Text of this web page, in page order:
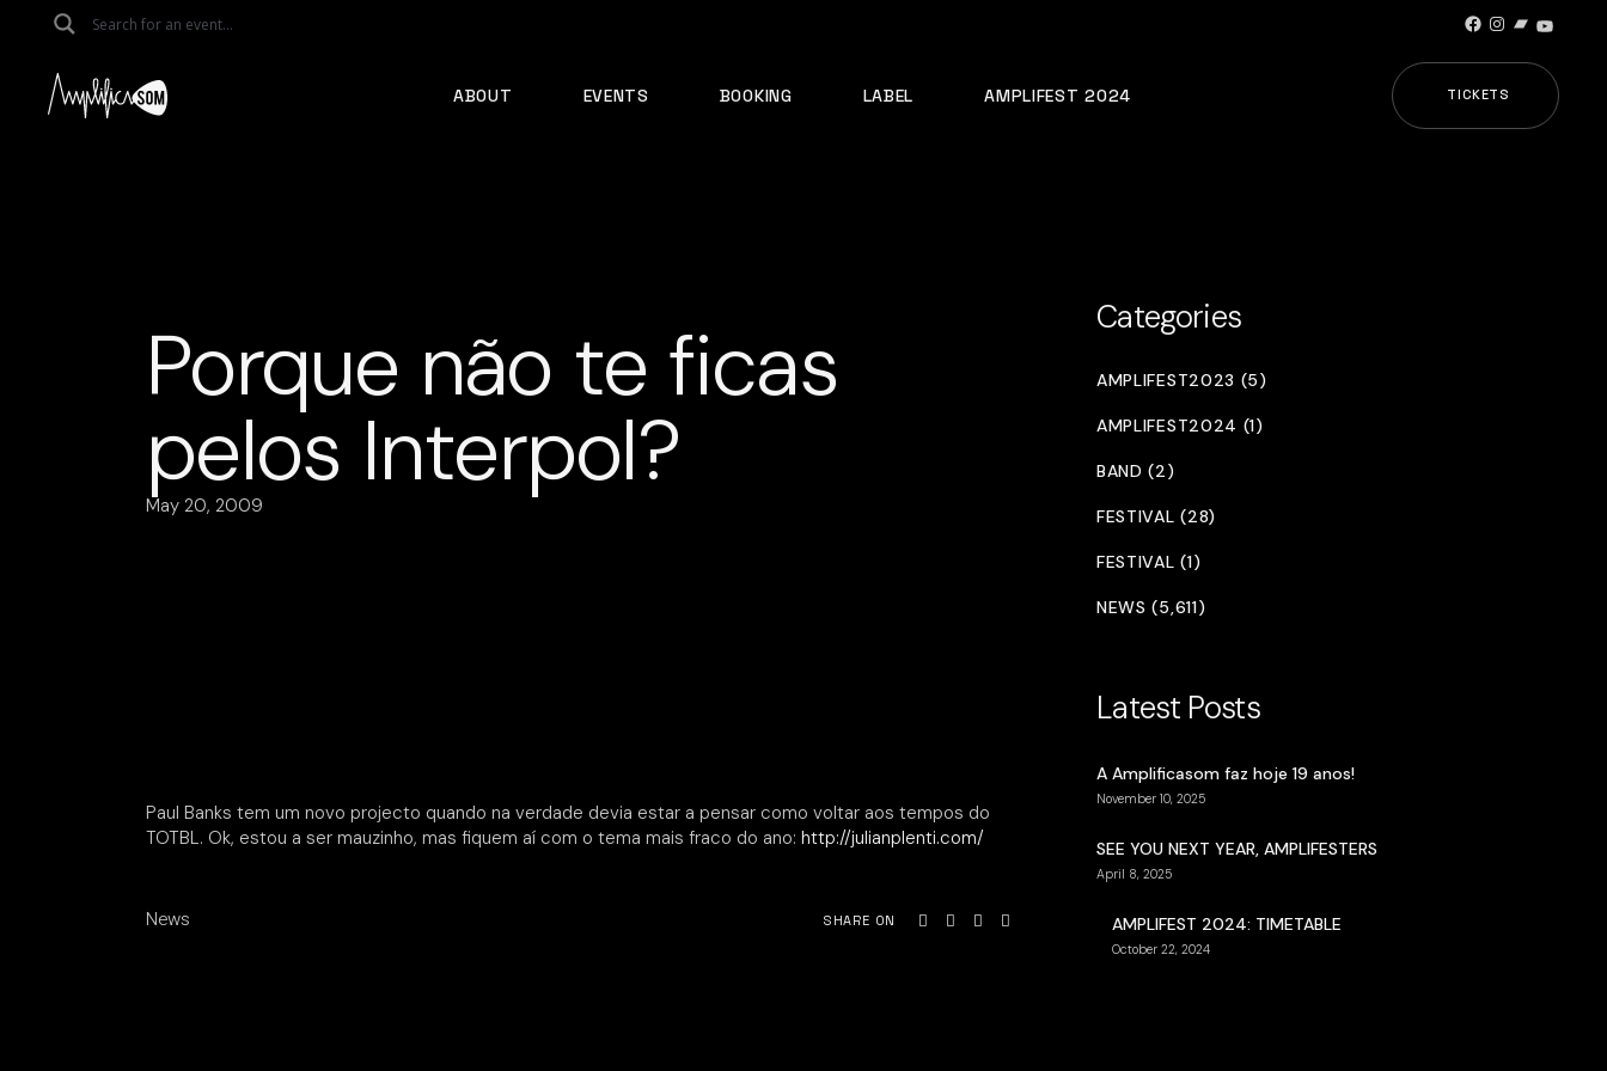
Facebook
Instagram
Bandcamp
ABOUT EVENTS BOOKING LABEL AMPLIFEST 2024 TICKETS
Porque não te ficas
pelos Interpol?
May 20, 2009
Paul Banks tem um novo projecto quando na verdade devia estar a pensar como voltar aos tempos do
TOTBL. Ok, estou a ser mauzinho, mas fiquem aí com o tema mais fraco do ano: http://julianplenti.com/
News SHARE ON
Categories
AMPLIFEST2023 (5)
AMPLIFEST2024 (1)
BAND (2)
FESTIVAL (28)
FESTIVAL (1)
NEWS (5,611)
Latest Posts
A Amplificasom faz hoje 19 anos!
November 10, 2025
SEE YOU NEXT YEAR, AMPLIFESTERS
April 8, 2025
AMPLIFEST 2024: TIMETABLE
October 22, 2024